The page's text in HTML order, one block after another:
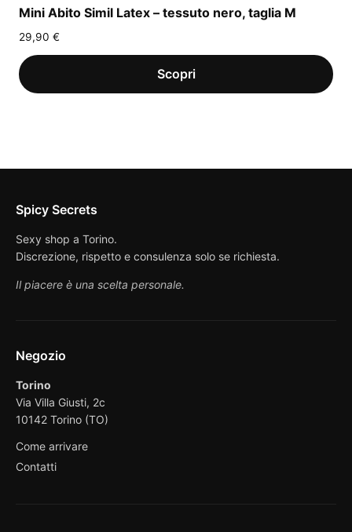
Mini Abito Simil Latex – tessuto nero, taglia M
29,90 €
Spicy Secrets
Sexy shop a Torino.
Discrezione, rispetto e consulenza solo se richiesta.
Il piacere è una scelta personale.
Negozio
Torino
Via Villa Giusti, 2c
10142 Torino (TO)
Come arrivare
Contatti